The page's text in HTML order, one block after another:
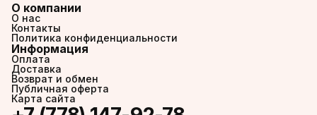
О компании
О нас
Контакты
Политика конфиденциальности
Информация
Оплата
Доставка
Возврат и обмен
Публичная оферта
Карта сайта